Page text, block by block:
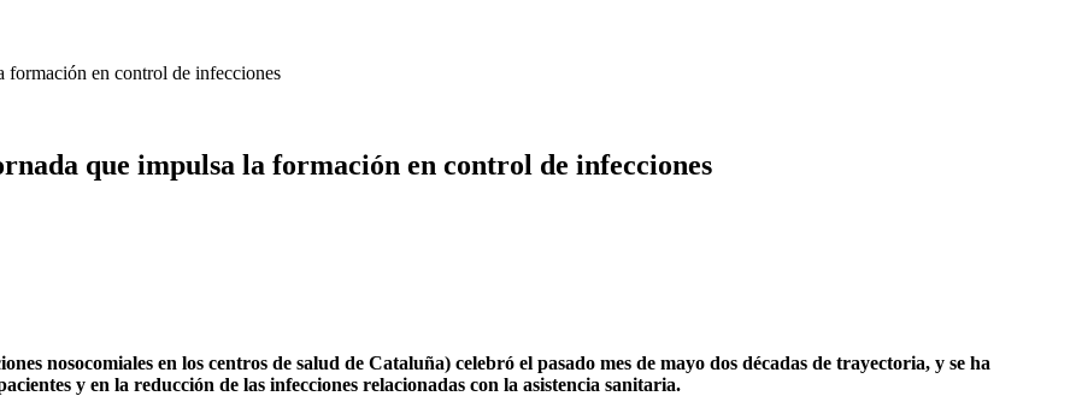
formación en control de infecciones
que impulsa la formación en control de infecciones
nosocomiales en los centros de salud de Cataluña) celebró el pasado mes de mayo dos décadas de trayectoria, y se ha
y en la reducción de las infecciones relacionadas con la asistencia sanitaria.